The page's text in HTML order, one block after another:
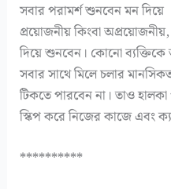
সবার পরামর্শ শুনবেন মন দিয়ে
প্রয়োজনীয় কিংবা
দিয়ে শুনবেন। কোনো
সবার সাথে মিলে চলার
টিকতে পারবেন না। তাও
স্কিপ করে নিজের কাজে এবং
**********